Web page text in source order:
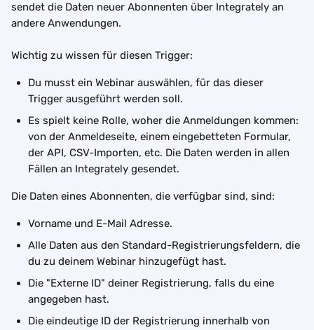
sendet die Daten neuer Abonnenten über Integrately an
andere Anwendungen.
Wichtig zu wissen für diesen Trigger:
Du musst ein Webinar auswählen, für das dieser
Trigger ausgeführt werden soll.
Es spielt keine Rolle, woher die Anmeldungen kommen:
von der Anmeldeseite, einem eingebetteten Formular,
der API, CSV-Importen, etc. Die Daten werden in allen
Fällen an Integrately gesendet.
Die Daten eines Abonnenten, die verfügbar sind, sind:
Vorname und E-Mail Adresse.
Alle Daten aus den Standard-Registrierungsfeldern, die
du zu deinem Webinar hinzugefügt hast.
Die "Externe ID" deiner Registrierung, falls du eine
angegeben hast.
Die eindeutige ID der Registrierung innerhalb von